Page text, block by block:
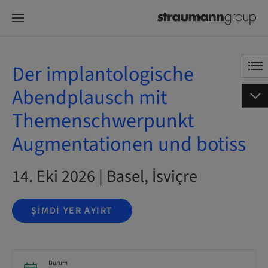
Der implantologische
Abendplausch mit
Themenschwerpunkt
Augmentationen und botiss
14. Eki 2026 | Basel, İsviçre
ŞIMDI YER AYIRT
Durum